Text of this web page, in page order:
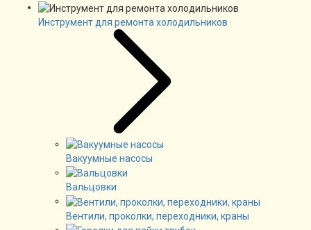
Инструмент для ремонта холодильников
Вакуумные насосы
Вальцовки
Вентили, проколки, переходники, краны